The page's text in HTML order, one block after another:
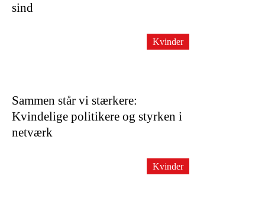
sind
Sammen står vi stærkere:
Kvindelige politikere og styrken i
netværk
Kvinder
Kvinder